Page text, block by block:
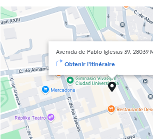
Avenida de Pablo Iglesias 39, 28039
Obtenir l'itinéraire